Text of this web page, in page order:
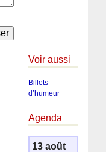
Voir aussi
Billets
d’humeur
Agenda
13 août